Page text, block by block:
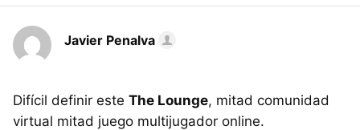
Javier Penalva
Difícil definir este The Lounge, mitad comunidad
virtual mitad juego multijugador online.